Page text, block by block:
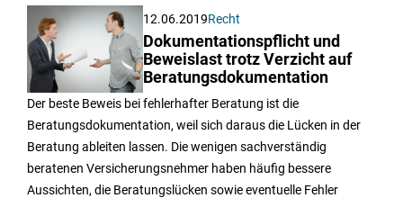
12.06.2019Recht
Dokumentationspflicht und
Beweislast trotz Verzicht auf
Beratungsdokumentation
Der beste Beweis bei fehlerhafter Beratung ist die
Beratungsdokumentation, weil sich daraus die Lücken in der
Beratung ableiten lassen. Die wenigen sachverständig
beratenen Versicherungsnehmer haben häufig bessere
Aussichten, die Beratungslücken sowie eventuelle Fehler